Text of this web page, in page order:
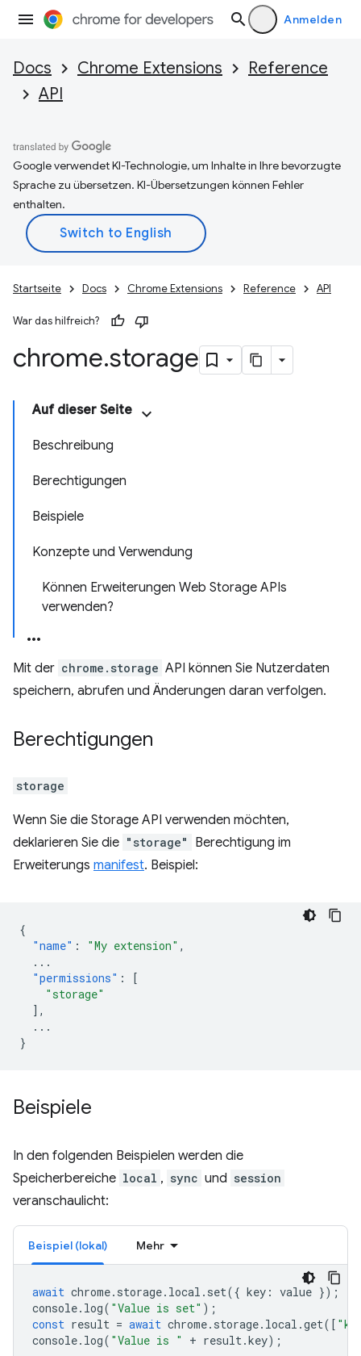
Anmelden
Docs Chrome Extensions
Reference
API
Google verwendet KI-Technologie, um Inhalte in Ihre bevorzugte
Sprache zu übersetzen. KI-Übersetzungen können Fehler
enthalten.
Startseite Docs Chrome Extensions Reference API
War das hilfreich?
chrome.storage
Auf dieser Seite
Beschreibung
Berechtigungen
Beispiele
Konzepte und Verwendung
Können Erweiterungen Web Storage APIs
verwenden?
Mit der chrome.storage API können Sie Nutzerdaten
speichern, abrufen und Änderungen daran verfolgen.
Berechtigungen
storage
Wenn Sie die Storage API verwenden möchten,
deklarieren Sie die "storage"
Berechtigung im
Erweiterungs manifest. Beispiel:
{
"name" : "My extension" ,
...
"permissions" :
[
"storage"
],
...
}
Beispiele
In den folgenden Beispielen werden die
Speicherbereiche local , sync und session
veranschaulicht:
Beispiel (lokal) Mehr
await chrome. storage. local . set({ key : value });
console. log( "Value is set" );
const result = await chrome. storage. local .get([
console. log( "Value is " + result.key);